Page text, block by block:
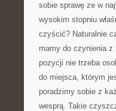
sobie sprawę ze w
wysokim stopniu
czyścić? Naturalnie
mamy do czynienia z
pozycji nie trzeba
do miejsca, którym
poradzimy sobie z
wesprą. Takie